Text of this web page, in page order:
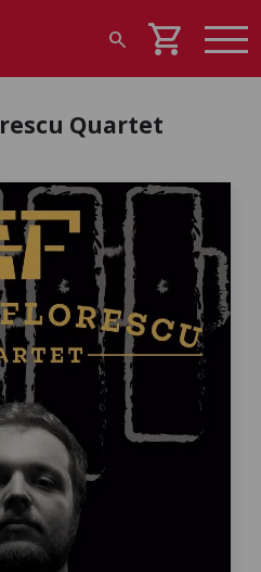
search shopping_cart
Quartet